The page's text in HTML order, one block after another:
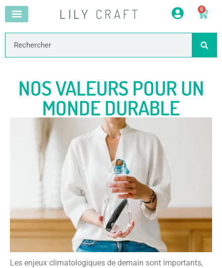
LILY CRAFT 0
NOS VALEURS POUR UN
MONDE DURABLE
Les enjeux climatologiques de demain sont importants,